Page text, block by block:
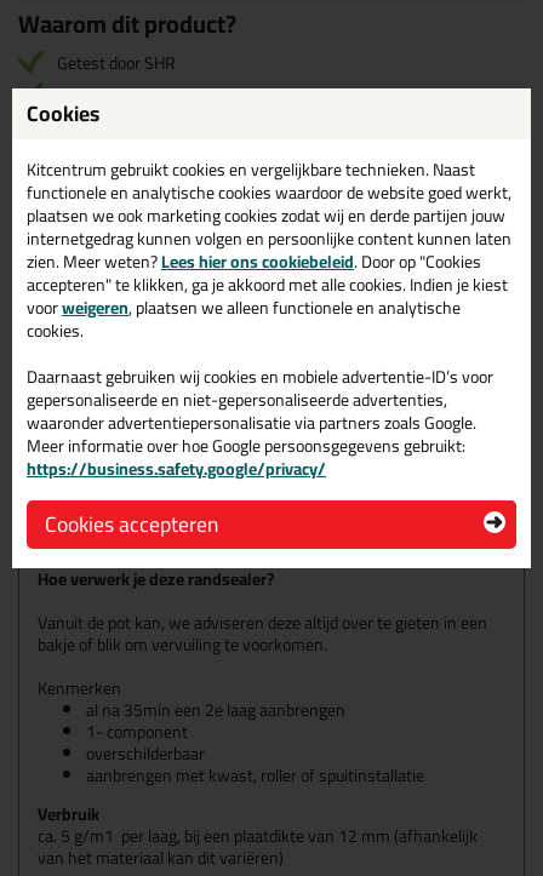
Waarom dit product?
Getest door SHR
Verlengt levensduur plaatmateriaal
Overschilderbaar
Stofdroog na 45 min.
Omschrijving Specificaties Reviews (0)
Frencken Randsealer, een makkelijk
alternatief
Deze randsealer is speciaal ontwikkeld voor het makkelijk
afdichten van de kopsekanten van plaatmateriaal.
Wanneer gebruik je een randsealer?
Wanneer je plaatmateriaal een langere levensduur wilt geven is
het belangrijk om gezaagde zijdes van plaatmateriaal goed af te
dichten / sealen. Zowel triplex, betonplex, multiplex, boeiborden
en veel meer zijn op een makkelijke manier te behandelen.
Hoe verwerk je deze randsealer?
Vanuit de pot kan, we adviseren deze altijd over te gieten in een
bakje of blik om vervuiling te voorkomen.
Kenmerken
al na 35min een 2e laag aanbrengen
1- component
overschilderbaar
aanbrengen met kwast, roller of spuitinstallatie
Verbruik
ca. 5 g/m1 per laag, bij een plaatdikte van 12 mm (afhankelijk
van het materiaal kan dit variëren)
Cookies
Kitcentrum gebruikt cookies en vergelijkbare technieken. Naast
functionele en analytische cookies waardoor de website goed werkt,
plaatsen we ook marketing cookies zodat wij en derde partijen jouw
internetgedrag kunnen volgen en persoonlijke content kunnen laten
zien. Meer weten?Lees hier ons cookiebeleid. Door op "Cookies
accepteren" te klikken, ga je akkoord met alle cookies. Indien je kiest
voorweigeren, plaatsen we alleen functionele en analytische
cookies.
Daarnaast gebruiken wij cookies en mobiele advertentie-ID’s voor
gepersonaliseerde en niet-gepersonaliseerde advertenties,
waaronder advertentiepersonalisatie via partners zoals Google.
Meer informatie over hoe Google persoonsgegevens gebruikt:
https://business.safety.google/privacy/
Cookies accepteren